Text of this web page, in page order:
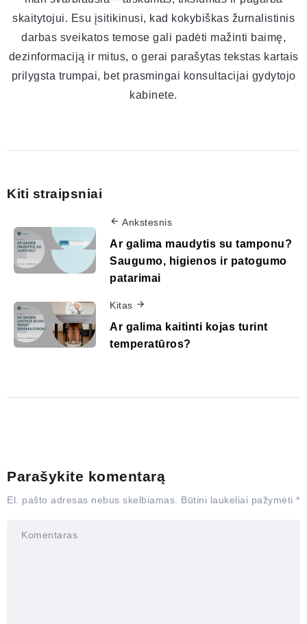
skaitytojui. Esu įsitikinusi, kad kokybiškas žurnalistinis
darbas sveikatos temose gali padėti mažinti baimę,
dezinformaciją ir mitus, o gerai parašytas tekstas kartais
prilygsta trumpai, bet prasmingai konsultacijai gydytojo
kabinete.
Kiti straipsniai
Ankstesnis
Ar galima maudytis su tamponu?
Saugumo, higienos ir patogumo
patarimai
Kitas
Ar galima kaitinti kojas turint
temperatūros?
Parašykite komentarą
El. pašto adresas nebus skelbiamas. Būtini laukeliai pažymėti *